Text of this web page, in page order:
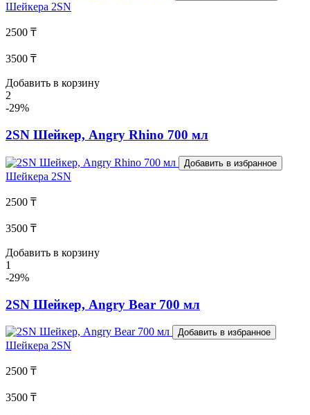
Шейкера 2SN
2500 ₸
3500 ₸
Добавить в корзину
2
-29%
2SN Шейкер, Angry Rhino 700 мл
Добавить в избранное
Шейкера 2SN
2500 ₸
3500 ₸
Добавить в корзину
1
-29%
2SN Шейкер, Angry Bear 700 мл
Добавить в избранное
Шейкера 2SN
2500 ₸
3500 ₸